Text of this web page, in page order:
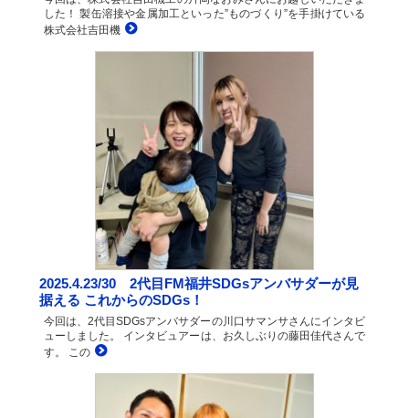
した！ 製缶溶接や金属加工といった”ものづくり”を手掛けている
株式会社吉田機
2025.4.23/30 2代目FM福井SDGsアンバサダーが見
据える これからのSDGs！
今回は、2代目SDGsアンバサダーの川口サマンサさんにインタビ
ューしました。 インタビュアーは、お久しぶりの藤田佳代さんで
す。 この